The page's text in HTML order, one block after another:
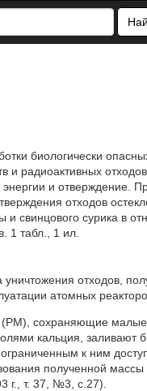
биологически
и радиоактивных
и отверждение.
отходов
и свинцового сурика в
1 табл., 1 ил.
отходов,
атомных
сохраняющие малые
кальция, заливают
к ним
полученной
г., т. 37, №3, с.27).